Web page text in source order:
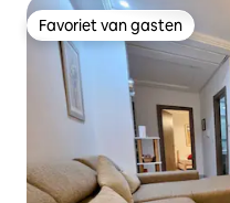
Favoriet van gasten
Favoriet van gasten